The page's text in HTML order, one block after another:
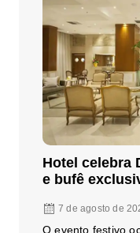
Hotel celebra
e bufê
7 de agosto de
O evento festivo